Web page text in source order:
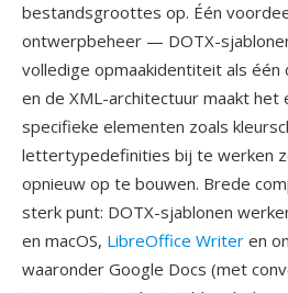
bestandsgroottes op. Één
ontwerpbeheer — DOTX-
volledige opmaakidentiteit als
en de XML-architectuur maakt het
specifieke elementen zoals
lettertypedefinities bij te werken
opnieuw op te bouwen. Brede
sterk punt: DOTX-sjablonen
en macOS, LibreOffice Writer en
waaronder Google Docs (met